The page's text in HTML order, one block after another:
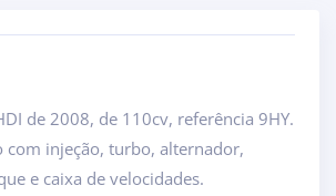
de 2008, de 110cv, referência 9HY.
com injeção, turbo, alternador,
e caixa de velocidades.